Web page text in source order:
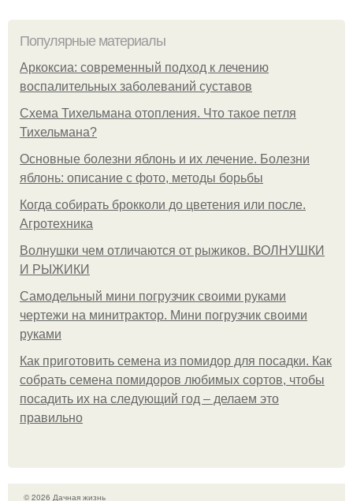
Популярные материалы
Аркоксиа: современный подход к лечению
воспалительных заболеваний суставов
Схема Тихельмана отопления. Что такое петля
Тихельмана?
Основные болезни яблонь и их лечение. Болезни
яблонь: описание с фото, методы борьбы
Когда собирать брокколи до цветения или после.
Агротехника
Волнушки чем отличаются от рыжиков. ВОЛНУШКИ
И РЫЖИКИ
Самодельный мини погрузчик своими руками
чертежи на минитрактор. Мини погрузчик своими
руками
Как приготовить семена из помидор для посадки. Как
собрать семена помидоров любимых сортов, чтобы
посадить их на следующий год – делаем это
правильно
© 2026 Дачная жизнь